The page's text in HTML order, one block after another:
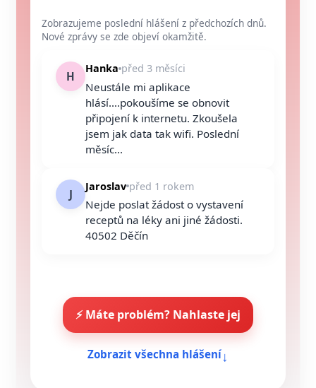
Zobrazujeme poslední hlášení z předchozích dnů.
Nové zprávy se zde objeví okamžitě.
H
Hanka před 3 měsíci
Neustále mi aplikace
hlásí….pokoušíme se obnovit
připojení k internetu. Zkoušela
jsem jak data tak wifi. Poslední
měsíc...
J
Jaroslav před 1 rokem
Nejde poslat žádost o vystavení
receptů na léky ani jiné žádosti.
40502 Děčín
⚡ Máte problém? Nahlaste jej
Zobrazit všechna hlášení ↓